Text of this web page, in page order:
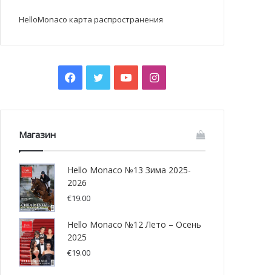
HelloMonaco карта распространения
Facebook
TwitterYouTubeInstagram
Магазин
Hello Monaco №13 Зима 2025-
2026
€19.00
Hello Monaco №12 Лето – Осень
2025
€19.00